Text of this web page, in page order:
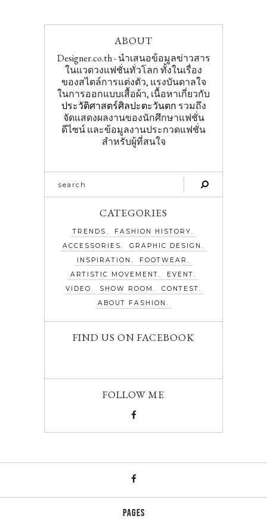
ABOUT
Designer.co.th - นำเสนอข้อมูลข่าวสาร
ในแวดวงแฟชั่นทั่วโลก ทั้งในเรื่อง
ของสไตล์การแต่งตัว, แรงบันดาลใจ
ในการออกแบบเสื้อผ้า, เนื้อหาเกี่ยวกับ
ประวัติศาสตร์ศิลปะตะวันตก รวมถึง
จัดแสดงผลงานของนักศึกษาแฟชั่น
ดีไซน์ และข้อมูลงานประกวดแฟชั่น
สำหรับผู้ที่สนใจ
CATEGORIES
TRENDS
FASHION HISTORY
ACCESSORIES
GRAPHIC DESIGN
INSPIRATION
FOOTWEAR
ARTISTIC MOVEMENT
EVENT
VIDEO
SHOW ROOM
CONTEST
ABOUT FASHION
FIND US ON FACEBOOK
FOLLOW ME
PAGES